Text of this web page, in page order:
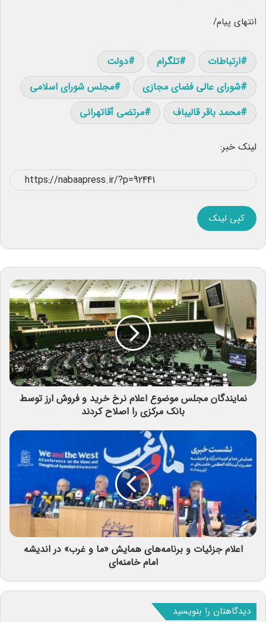
انتهای پیام/
ارتباطات تلگرام
دولت
شورای عالی فضای مجازی
مجلس شورای اسلامی
محمد باقر قالیباف
مرتضی آقا‌تهرانی
لینک خبر:
کپی لینک
نمایندگان مجلس موضوع اعلام نرخ خرید و فروش ارز توسط
بانک مرکزی را اصلاح کردند
اعلام جزئیات و برنامه‌های همایش «ما و غرب» در اندیشه
امام خامنه‌ای
دیدگاهتان را بنویسید